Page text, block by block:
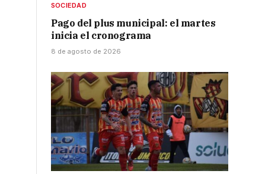
SOCIEDAD
Pago del plus municipal: el martes
inicia el cronograma
8 de agosto de 2026